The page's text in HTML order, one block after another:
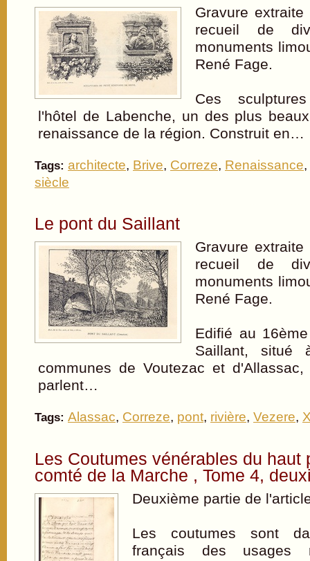
Gravure
recueil de
monuments
René Fage.
Ces
l'hôtel de Labenche, un des plus
renaissance de la région. Construit en…
Tags: architecte, Brive, Correze, Renaissance,
siècle
Le pont du Saillant
Gravure
recueil de
monuments
René Fage.
Edifié au
Saillant, situé
communes de Voutezac et
parlent…
Tags: Alassac, Correze, pont, rivière, Vezere,
Les Coutumes vénérables du haut
comté de la Marche , Tome 4,
Deuxième partie de
Les coutumes sont
français des usages